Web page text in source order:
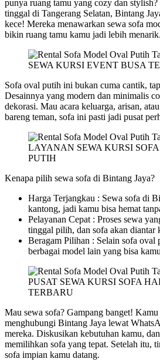
punya ruang tamu yang cozy dan
tinggal di Tangerang Selatan, Bintang
kece! Mereka menawarkan sewa sofa
bikin ruang tamu kamu jadi lebih menarik.
SEWA KURSI EVENT BUSA
Sofa oval putih ini bukan cuma cantik,
Desainnya yang modern dan minimalis
dekorasi. Mau acara keluarga, arisan,
bareng teman, sofa ini pasti jadi pusat
LAYANAN SEWA KURSI
PUTIH
Kenapa pilih sewa sofa di Bintang Jaya?
Harga Terjangkau : Sewa sofa di
kantong, jadi kamu bisa hemat
Pelayanan Cepat : Proses sewa
tinggal pilih, dan sofa akan diantar
Beragam Pilihan : Selain sofa oval
berbagai model lain yang bisa
PUSAT SEWA KURSI SOFA
TERBARU
Mau sewa sofa? Gampang banget!
menghubungi Bintang Jaya lewat
mereka. Diskusikan kebutuhan kamu,
memilihkan sofa yang tepat. Setelah itu,
sofa impian kamu datang.